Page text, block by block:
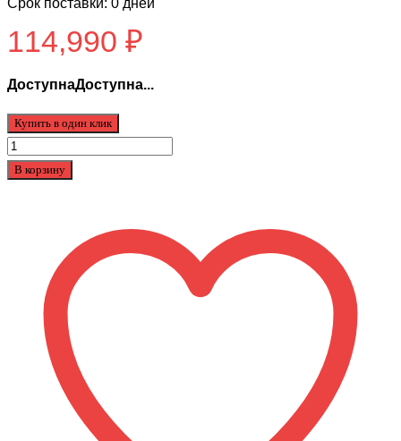
114,990 ₽
ДоступнаДоступна...
Купить в один клик
Количество
товара
В корзину